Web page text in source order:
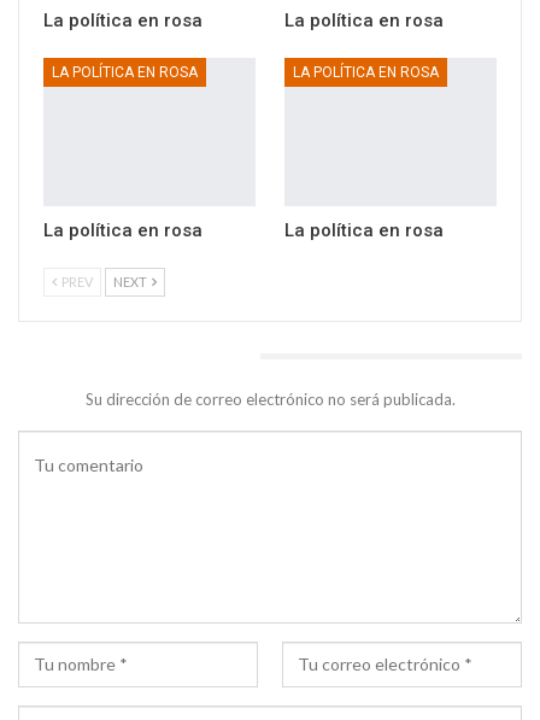
La política en rosa La política en rosa
LA POLÍTICA EN ROSA
La política en rosa
LA POLÍTICA EN ROSA
La política en rosa
PREV NEXT
Su dirección de correo electrónico no será publicada.